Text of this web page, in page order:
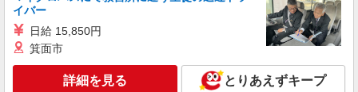
イバー
日給 15,850円
箕面市
詳細を見る とりあえずキープ